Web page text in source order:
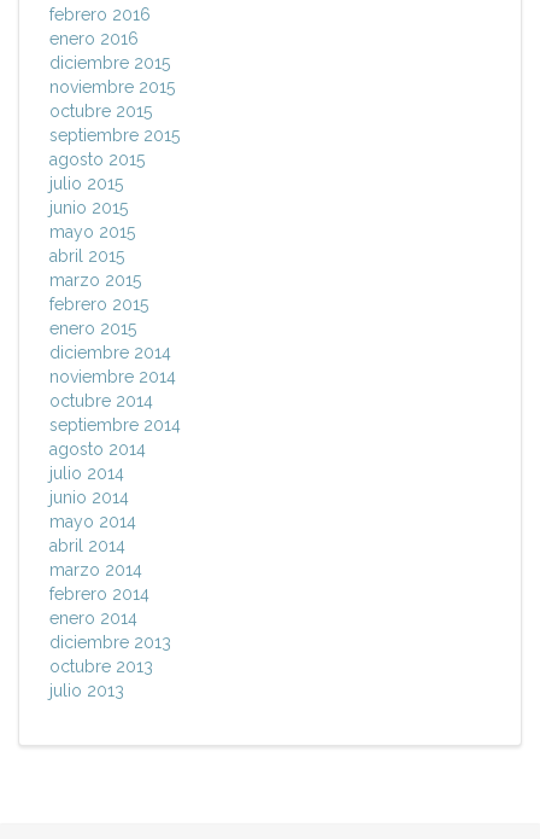
febrero 2016
enero 2016
diciembre 2015
noviembre 2015
octubre 2015
septiembre 2015
agosto 2015
julio 2015
junio 2015
mayo 2015
abril 2015
marzo 2015
febrero 2015
enero 2015
diciembre 2014
noviembre 2014
octubre 2014
septiembre 2014
agosto 2014
julio 2014
junio 2014
mayo 2014
abril 2014
marzo 2014
febrero 2014
enero 2014
diciembre 2013
octubre 2013
julio 2013